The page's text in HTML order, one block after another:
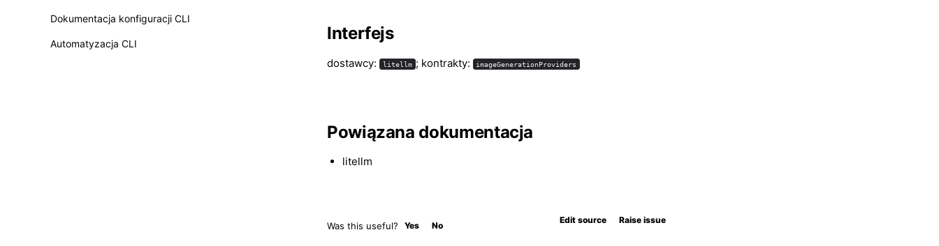
Dokumentacja konfiguracji CLI
Automatyzacja CLI
Interfejs
dostawcy: litellm ; kontrakty: imageGenerationProviders
Powiązana dokumentacja
litellm
Was this useful? Yes No
Edit source Raise issue